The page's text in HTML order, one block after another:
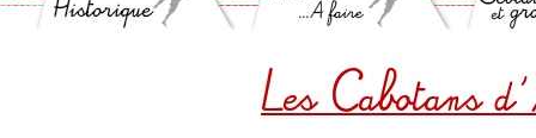
Les Cabotans